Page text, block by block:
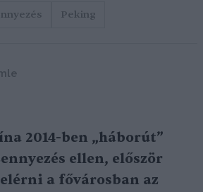
Peking
2014-ben „háborút”
ellen, először
a fővárosban az